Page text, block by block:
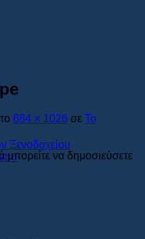
Ξενοδοχείου
684 × 1026 σε Το
μπορείτε να δημοσιεύσετε